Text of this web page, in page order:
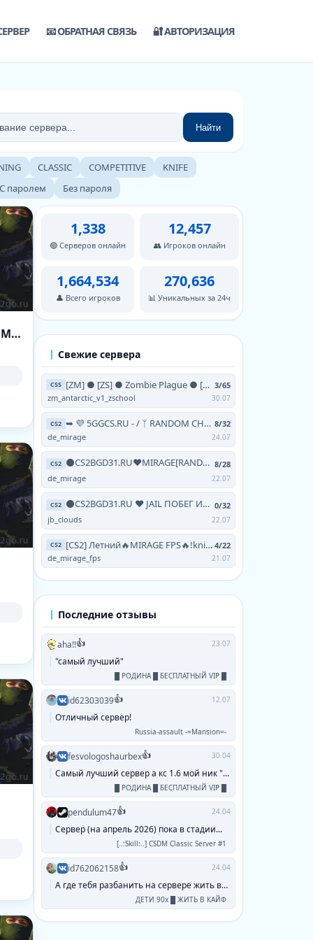
📧 ОБРАТНАЯ СВЯЗЬ 🔐 АВТОРИЗАЦИЯ
Найти
CLASSIC COMPETITIVE
KNIFE
С паролем
Без пароля
(16:18) ANORMALII.LEAGUECS.RO # BE ANORMAL
1,338
🟢 Серверов онлайн
12,457
👥 Игроков онлайн
1,664,534
👤 Всего игроков
270,636
📊 Уникальных за 24ч
Свежие сервера
CSS [ZM] ● [ZS] ● Zombie Plague ● [NO-STEAM | V93 | 24/7] 3/65
zm_antarctic_v1_zschool
30.07
CS2 ➥ 💜 5GGCS.RU - / ᛉ RANDOM CHEATS / 💜 TERRA ツ 8/32
de_mirage
24.07
CS2 ⚫CS2BGD31.RU❤MIRAGE[RANDOM CHEATS+!VIPTEST,!SKINS] 8/28
de_mirage
22.07
CS2 ⚫CS2BGD31.RU ❤ JAIL ПОБЕГ ИЗ АДА [FREE HOOK|GRAB| 0/32
jb_clouds
22.07
CS2 [CS2] Летний🔥MIRAGE FPS🔥!knife !skins !testvip 4/22
de_mirage_fps
21.07
Последние отзывы
aha!!👍 23.07
"самый лучший"
█ РОДИНА █ БЕСПЛАТНЫЙ VIP █
id62303039👍 12.07
Отличный сервер!
Russia-assault -=Mansion=-
fesvologoshaurbex👍 30.04
Самый лучший сервер а кс 1.6 мой ник "паук...
█ РОДИНА █ БЕСПЛАТНЫЙ VIP █
pendulum47👍 24.04
Сервер (на апрель 2026) пока в стадии...
[..:Skill:..] CSDM Classic Server #1
id762062158👍 24.04
А где тебя разбанить на сервере жить в кайф...
ДЕТИ 90х █ ЖИТЬ В КАЙФ